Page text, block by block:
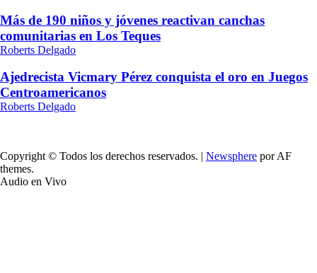
Más de 190 niños y jóvenes reactivan canchas
comunitarias en Los Teques
Roberts Delgado
Ajedrecista Vicmary Pérez conquista el oro en Juegos
Centroamericanos
Roberts Delgado
Copyright © Todos los derechos reservados. | Newsphere por AF
themes.
Audio en Vivo